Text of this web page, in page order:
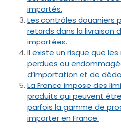
importés.
Les contrôles douaniers
retards dans la livraison
importées.
Il existe un risque que
perdues ou
d’importation et de
La France impose des
produits qui peuvent
parfois la gamme de
importer en France.